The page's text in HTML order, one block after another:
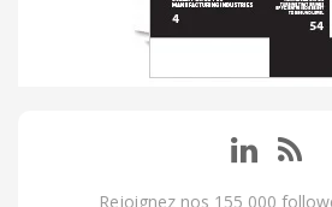
Rejoignez nos 155 000